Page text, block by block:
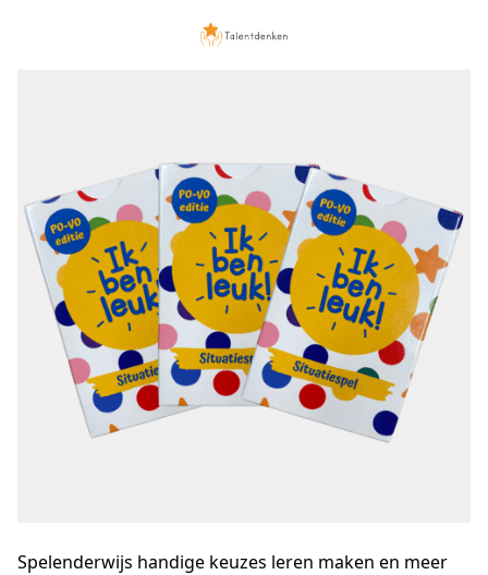
Spelenderwijs handige keuzes leren maken en meer